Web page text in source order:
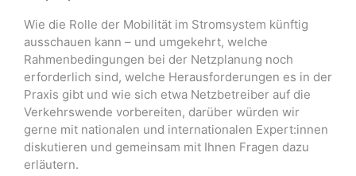
Wie die Rolle der Mobilität im Stromsystem künftig
ausschauen kann – und umgekehrt, welche
Rahmenbedingungen bei der Netzplanung noch
erforderlich sind, welche Herausforderungen es in der
Praxis gibt und wie sich etwa Netzbetreiber auf die
Verkehrswende vorbereiten, darüber würden wir
gerne mit nationalen und internationalen Expert:innen
diskutieren und gemeinsam mit Ihnen Fragen dazu
erläutern.